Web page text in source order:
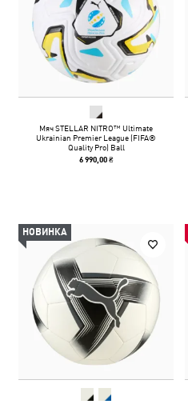
Мяч STELLAR NITRO™ Ultimate
Ukrainian Premier League (FIFA®
Quality Pro) Ball
6 990,00 ₴
НОВИНКА